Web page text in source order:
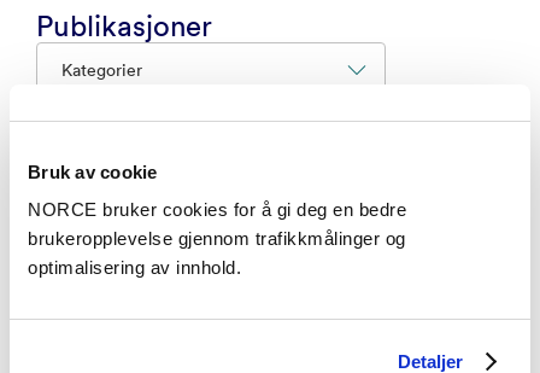
Bruk av cookie
NORCE bruker cookies for å gi deg en bedre
brukeropplevelse gjennom trafikkmålinger og
optimalisering av innhold.
Detaljer
Publikasjoner
Kategorier
Forskningsrapport
PigghåFRI – Hvordan unngå problemer med
pigghå?
– NORCE Research AS 2024